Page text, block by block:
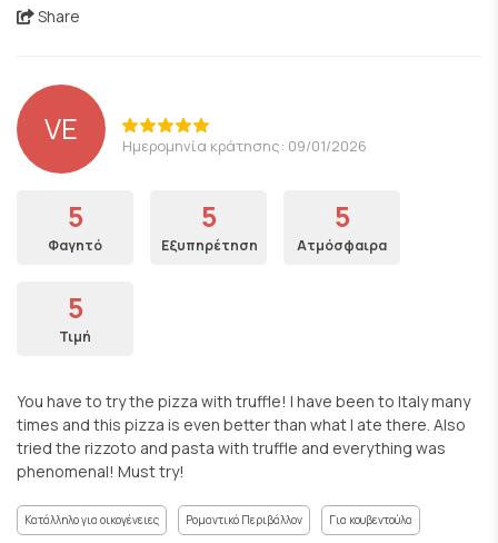
Share
VE Ημερομηνία κράτησης: 09/01/2026
5
Φαγητό
5
Εξυπηρέτηση
5
Ατμόσφαιρα
5
Τιμή
You have to try the pizza with truffle! I have been to Italy many
times and this pizza is even better than what I ate there. Also
tried the rizzoto and pasta with truffle and everything was
phenomenal! Must try!
Κατάλληλο για οικογένειες Ρομαντικό Περιβάλλον Για κουβεντούλα